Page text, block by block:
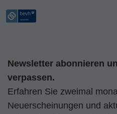
Newsletter abonnieren
verpassen.
Erfahren Sie zweimal
Neuerscheinungen und